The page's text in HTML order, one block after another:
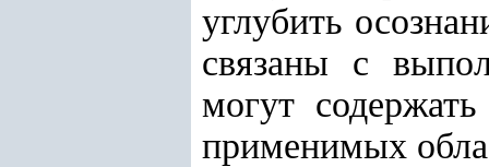
углубить
связаны с
могут
применимых